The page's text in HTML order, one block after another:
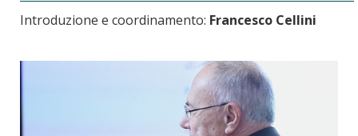
Introduzione e coordinamento: Francesco Cellini